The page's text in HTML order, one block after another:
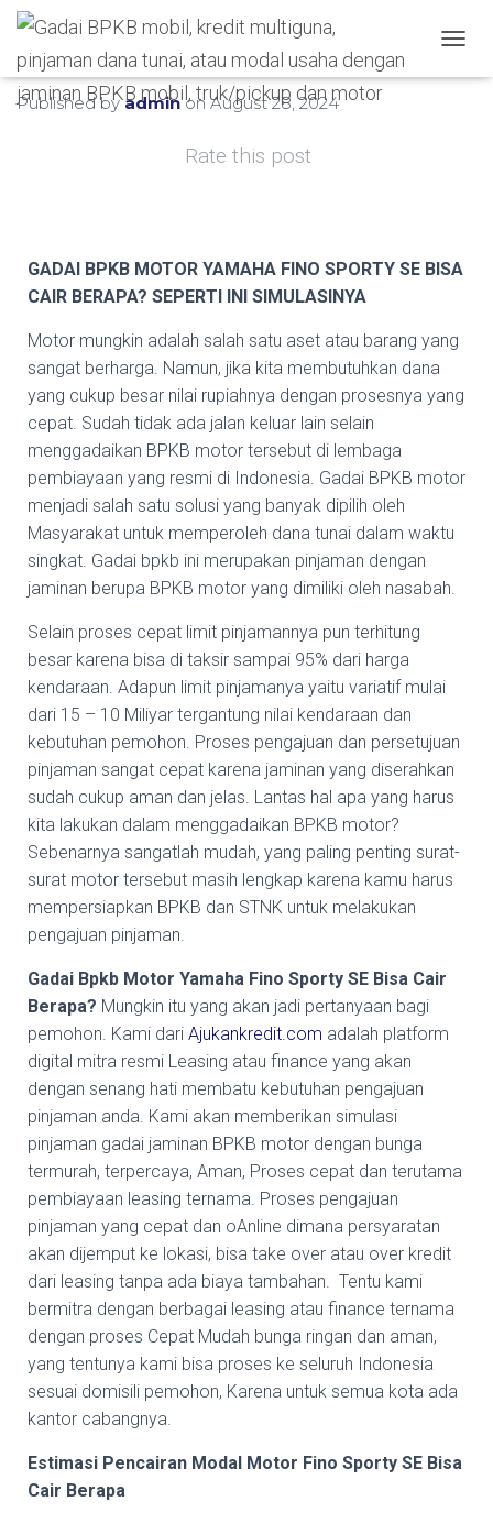
Published byadminon August 28, 2024
Rate this post
GADAI BPKB MOTOR YAMAHA FINO SPORTY SE BISA
CAIR BERAPA? SEPERTI INI SIMULASINYA
Motor mungkin adalah salah satu aset atau barang yang
sangat berharga. Namun, jika kita membutuhkan dana
yang cukup besar nilai rupiahnya dengan prosesnya yang
cepat. Sudah tidak ada jalan keluar lain selain
menggadaikan BPKB motor tersebut di lembaga
pembiayaan yang resmi di Indonesia. Gadai BPKB motor
menjadi salah satu solusi yang banyak dipilih oleh
Masyarakat untuk memperoleh dana tunai dalam waktu
singkat. Gadai bpkb ini merupakan pinjaman dengan
jaminan berupa BPKB motor yang dimiliki oleh nasabah.
Selain proses cepat limit pinjamannya pun terhitung
besar karena bisa di taksir sampai 95% dari harga
kendaraan. Adapun limit pinjamanya yaitu variatif mulai
dari 15 – 10 Miliyar tergantung nilai kendaraan dan
kebutuhan pemohon. Proses pengajuan dan persetujuan
pinjaman sangat cepat karena jaminan yang diserahkan
sudah cukup aman dan jelas. Lantas hal apa yang harus
kita lakukan dalam menggadaikan BPKB motor?
Sebenarnya sangatlah mudah, yang paling penting surat-
surat motor tersebut masih lengkap karena kamu harus
mempersiapkan BPKB dan STNK untuk melakukan
pengajuan pinjaman.
Gadai Bpkb Motor Yamaha Fino Sporty SE Bisa Cair
Berapa? Mungkin itu yang akan jadi pertanyaan bagi
pemohon. Kami dari Ajukankredit.com adalah platform
digital mitra resmi Leasing atau finance yang akan
dengan senang hati membatu kebutuhan pengajuan
pinjaman anda. Kami akan memberikan simulasi
pinjaman gadai jaminan BPKB motor dengan bunga
termurah, terpercaya, Aman, Proses cepat dan terutama
pembiayaan leasing ternama. Proses pengajuan
pinjaman yang cepat dan oAnline dimana persyaratan
akan dijemput ke lokasi, bisa take over atau over kredit
dari leasing tanpa ada biaya tambahan. Tentu kami
bermitra dengan berbagai leasing atau finance ternama
dengan proses Cepat Mudah bunga ringan dan aman,
yang tentunya kami bisa proses ke seluruh Indonesia
sesuai domisili pemohon, Karena untuk semua kota ada
kantor cabangnya.
Estimasi Pencairan Modal Motor Fino Sporty SE Bisa
Cair Berapa